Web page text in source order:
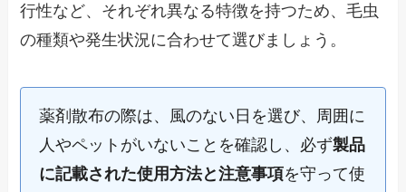
行性など、それぞれ異なる特徴を持つため、毛虫
の種類や発生状況に合わせて選びましょう。
薬剤散布の際は、風のない日を選び、周囲に
人やペットがいないことを確認し、必ず製品
に記載された使用方法と注意事項を守って使